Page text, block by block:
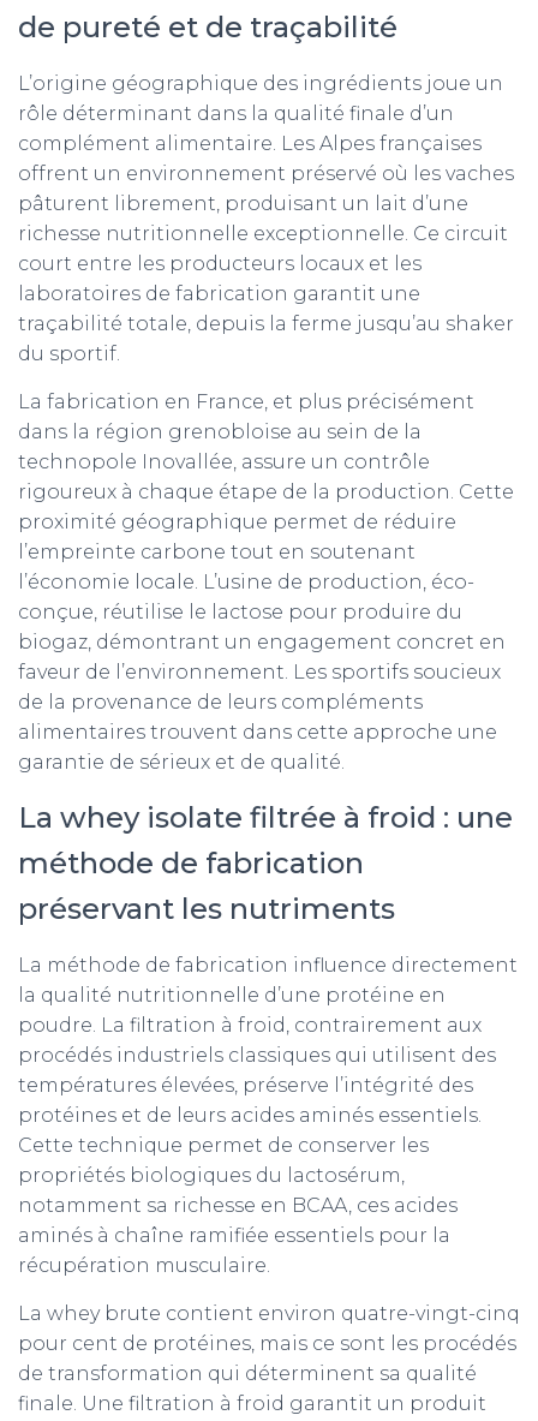
de pureté et de traçabilité
L’origine géographique des ingrédients joue un
rôle déterminant dans la qualité finale d’un
complément alimentaire. Les Alpes françaises
offrent un environnement préservé où les vaches
pâturent librement, produisant un lait d’une
richesse nutritionnelle exceptionnelle. Ce circuit
court entre les producteurs locaux et les
laboratoires de fabrication garantit une
traçabilité totale, depuis la ferme jusqu’au shaker
du sportif.
La fabrication en France, et plus précisément
dans la région grenobloise au sein de la
technopole Inovallée, assure un contrôle
rigoureux à chaque étape de la production. Cette
proximité géographique permet de réduire
l’empreinte carbone tout en soutenant
l’économie locale. L’usine de production, éco-
conçue, réutilise le lactose pour produire du
biogaz, démontrant un engagement concret en
faveur de l’environnement. Les sportifs soucieux
de la provenance de leurs compléments
alimentaires trouvent dans cette approche une
garantie de sérieux et de qualité.
La whey isolate filtrée à froid : une
méthode de fabrication
préservant les nutriments
La méthode de fabrication influence directement
la qualité nutritionnelle d’une protéine en
poudre. La filtration à froid, contrairement aux
procédés industriels classiques qui utilisent des
températures élevées, préserve l’intégrité des
protéines et de leurs acides aminés essentiels.
Cette technique permet de conserver les
propriétés biologiques du lactosérum,
notamment sa richesse en BCAA, ces acides
aminés à chaîne ramifiée essentiels pour la
récupération musculaire.
La whey brute contient environ quatre-vingt-cinq
pour cent de protéines, mais ce sont les procédés
de transformation qui déterminent sa qualité
finale. Une filtration à froid garantit un produit